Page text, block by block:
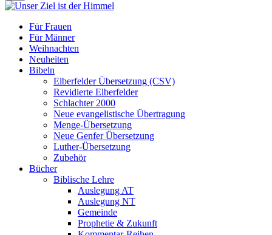
Für Frauen
Für Männer
Weihnachten
Neuheiten
Bibeln
Elberfelder Übersetzung (CSV)
Revidierte Elberfelder
Schlachter 2000
Neue evangelistische Übertragung
Menge-Übersetzung
Neue Genfer Übersetzung
Luther-Übersetzung
Zubehör
Bücher
Biblische Lehre
Auslegung AT
Auslegung NT
Gemeinde
Prophetie & Zukunft